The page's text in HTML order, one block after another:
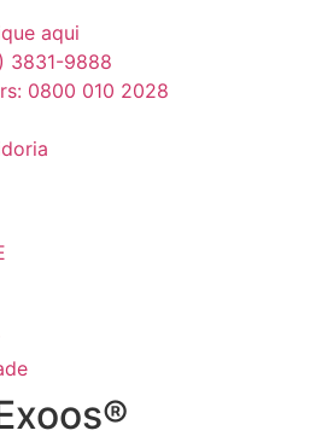
aqui
3831-9888
0800 010 2028